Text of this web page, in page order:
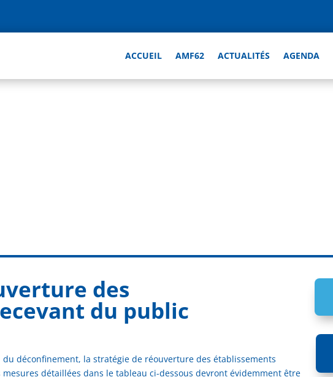
ACCUEIL AMF62 ACTUALITÉS AGENDA
des
du public
déconfinement, la stratégie de réouverture des établissements
détaillées dans le tableau ci-dessous devront évidemment être